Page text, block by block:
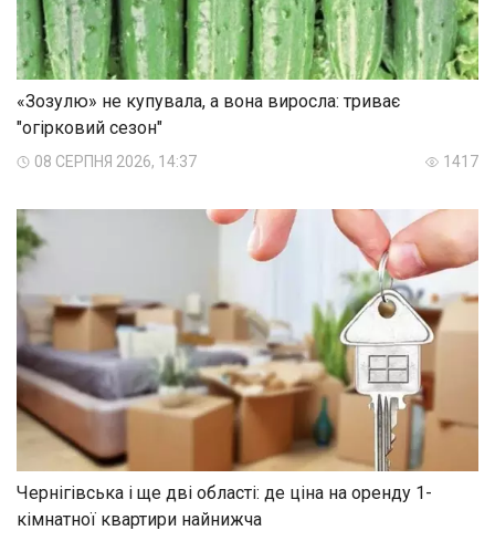
«Зозулю» не купувала, а вона виросла: триває
"огірковий сезон"
08 СЕРПНЯ 2026, 14:37 1417
Чернігівська і ще дві області: де ціна на оренду 1-
кімнатної квартири найнижча